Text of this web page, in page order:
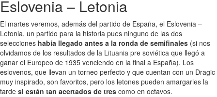
Eslovenia – Letonia
El martes veremos, además del partido de España, el Eslovenia –
Letonia, un partido para la historia pues ninguno de las dos
selecciones había llegado antes a la ronda de semifinales (si nos
olvidamos de los resultados de la Lituania pre soviética que llegó a
ganar el Europeo de 1935 venciendo en la final a España). Los
eslovenos, que llevan un torneo perfecto y que cuentan con un Dragic
muy inspirado, son favoritos, pero los letones pueden amargarles la
tarde si están tan acertados de tres como en octavos.